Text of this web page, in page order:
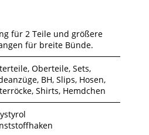
für 2 Teile und größere
für breite Bünde.
Oberteile, Sets,
BH, Slips, Hosen,
Shirts, Hemdchen